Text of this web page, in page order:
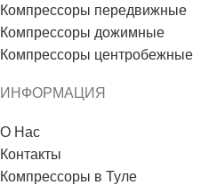
Компрессоры передвижные
Компрессоры дожимные
Компрессоры центробежные
ИНФОРМАЦИЯ
О Нас
Контакты
Компрессоры в Туле